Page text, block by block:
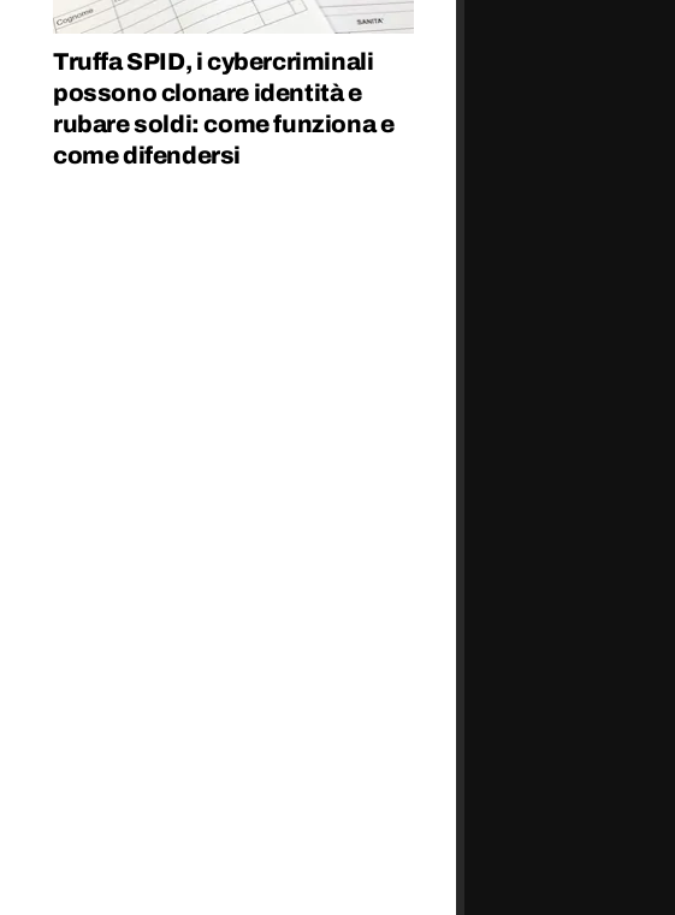
Truffa SPID, i cybercriminali
possono clonare identità e
rubare soldi: come funziona e
come difendersi